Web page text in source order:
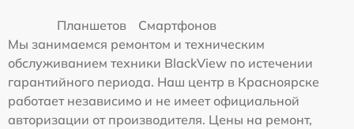
Планшетов
Смартфонов
Мы занимаемся ремонтом и техническим
обслуживанием техники BlackView по истечении
гарантийного периода. Наш центр в Красноярске
работает независимо и не имеет официальной
авторизации от производителя. Цены на ремонт,